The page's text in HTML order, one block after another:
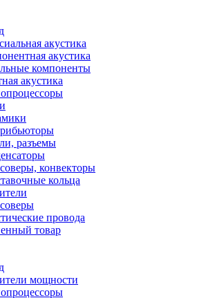
акустика
акустика
компоненты
акустика
разъемы
конвекторы
кольца
провода
товар
мощности